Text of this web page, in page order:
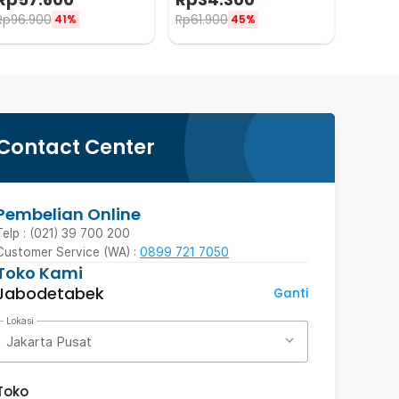
96.900 41%
TY204
Rp61.900 45%
Center
Online
: (021) 39 700 200
Service (WA) : 0899 721 7050
Kami
Ganti
Lokasi
Jakarta Pusat